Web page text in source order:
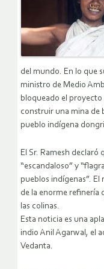
del mundo. En lo que
ministro de Medio
bloqueado el proyecto
construir una mina de
pueblo indígena
El Sr. Ramesh declaró
“escandaloso” y
pueblos indígenas”.
de la enorme refinería
las colinas.
Esta noticia es una
indio Anil Agarwal, el
Vedanta.